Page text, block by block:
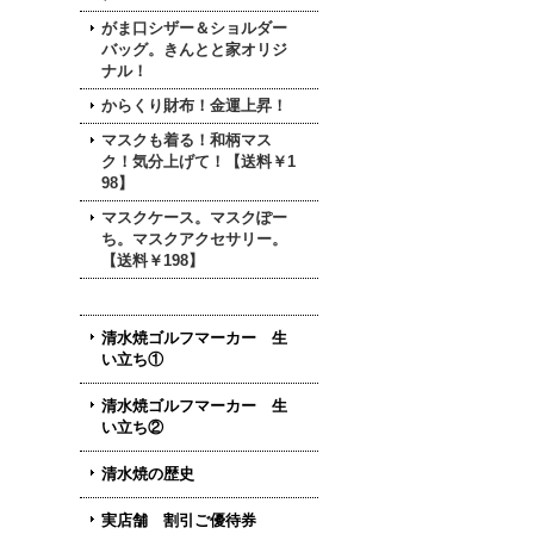
がま口シザー＆ショルダー
バッグ。きんとと家オリジ
ナル！
からくり財布！金運上昇！
マスクも着る！和柄マス
ク！気分上げて！【送料￥1
98】
マスクケース。マスクぽー
ち。マスクアクセサリー。
【送料￥198】
清水焼ゴルフマーカー 生
い立ち①
清水焼ゴルフマーカー 生
い立ち②
清水焼の歴史
実店舗 割引ご優待券